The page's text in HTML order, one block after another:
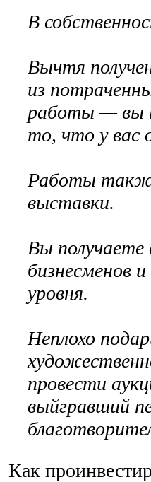
В
Вычтя
из
работы — вы
то, что у вас
Работы
выставки.
Вы получаете
бизнесменов
уровня.
Неплохо
провести
выйгравший
Как